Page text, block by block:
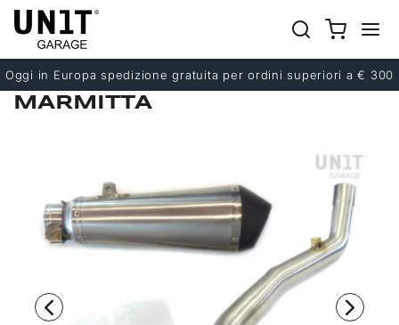
Oggi in Europa spedizione gratuita per ordini superiori a € 300
Precedente
Successivo
MARMITTA